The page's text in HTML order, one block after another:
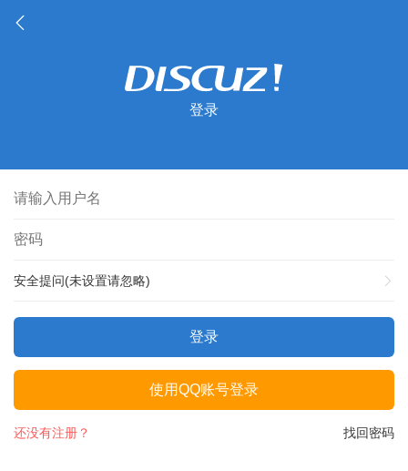
登录
安全提问(未设置请忽略)
登录
使用QQ账号登录
找回密码
还没有注册？